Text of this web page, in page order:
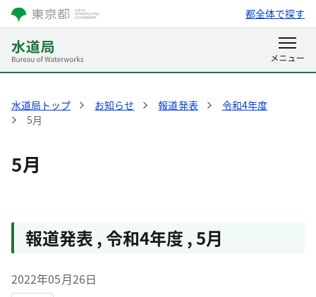
都全体で探す
水道局トップ お知らせ 報道発表
令和4年度
5月
5月
報道発表 ,令和4年度 ,5月
2022年05月26日